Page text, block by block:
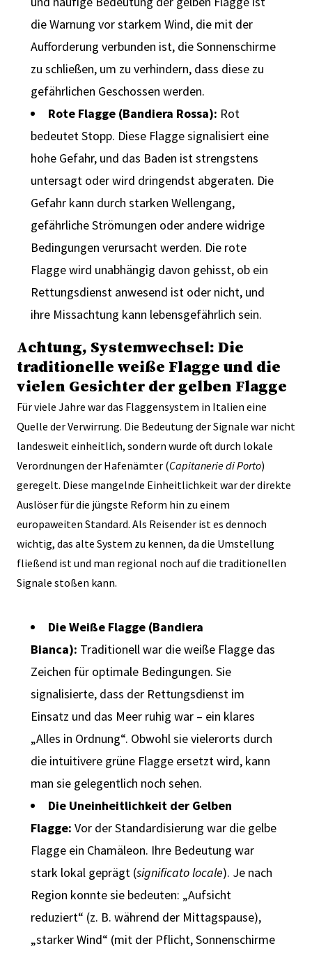
die Warnung vor starkem Wind, die mit der
Aufforderung verbunden ist, die Sonnenschirme
zu schließen, um zu verhindern, dass diese zu
gefährlichen Geschossen werden.
Rote Flagge (Bandiera Rossa): Rot
bedeutet Stopp. Diese Flagge signalisiert eine
hohe Gefahr, und das Baden ist strengstens
untersagt oder wird dringendst abgeraten. Die
Gefahr kann durch starken Wellengang,
gefährliche Strömungen oder andere widrige
Bedingungen verursacht werden. Die rote
Flagge wird unabhängig davon gehisst, ob ein
Rettungsdienst anwesend ist oder nicht, und
ihre Missachtung kann lebensgefährlich sein.
Achtung, Systemwechsel: Die
traditionelle weiße Flagge und die
vielen Gesichter der gelben Flagge
Für viele Jahre war das Flaggensystem in Italien eine
Quelle der Verwirrung. Die Bedeutung der Signale war nicht
landesweit einheitlich, sondern wurde oft durch lokale
Verordnungen der Hafenämter (Capitanerie di Porto)
geregelt. Diese mangelnde Einheitlichkeit war der direkte
Auslöser für die jüngste Reform hin zu einem
europaweiten Standard. Als Reisender ist es dennoch
wichtig, das alte System zu kennen, da die Umstellung
fließend ist und man regional noch auf die traditionellen
Signale stoßen kann.
Die Weiße Flagge (Bandiera
Bianca): Traditionell war die weiße Flagge das
Zeichen für optimale Bedingungen. Sie
signalisierte, dass der Rettungsdienst im
Einsatz und das Meer ruhig war – ein klares
„Alles in Ordnung“. Obwohl sie vielerorts durch
die intuitivere grüne Flagge ersetzt wird, kann
man sie gelegentlich noch sehen.
Die Uneinheitlichkeit der Gelben
Flagge: Vor der Standardisierung war die gelbe
Flagge ein Chamäleon. Ihre Bedeutung war
stark lokal geprägt (significato locale). Je nach
Region konnte sie bedeuten: „Aufsicht
reduziert“ (z. B. während der Mittagspause),
„starker Wind“ (mit der Pflicht, Sonnenschirme